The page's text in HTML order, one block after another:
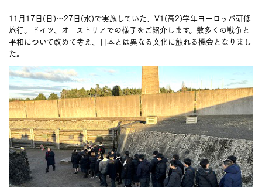
11月17日(日)～27日(水)で実施していた、V1(高2)学年ヨーロッパ研修
旅行。ドイツ、オーストリアでの様子をご紹介します。数多くの戦争と
平和について改めて考え、日本とは異なる文化に触れる機会となりまし
た。